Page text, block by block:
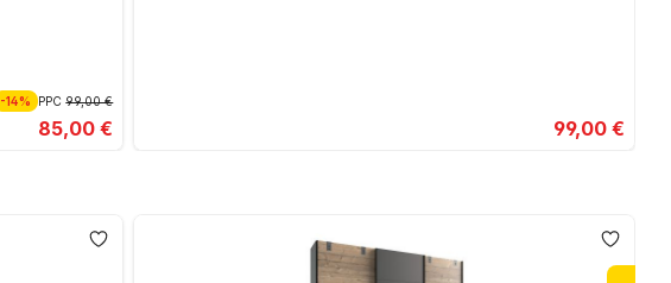
-14% PPC99,00 €
85,00 € 99,00 €